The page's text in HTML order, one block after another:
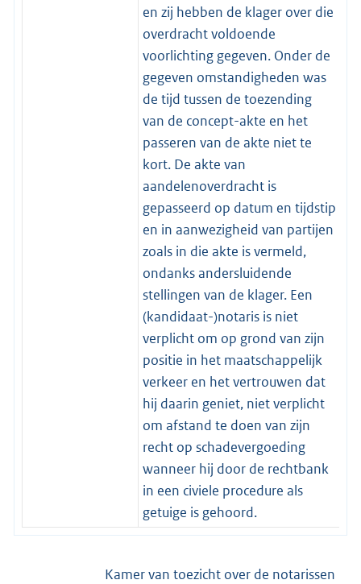
en zij hebben de klager over die
overdracht voldoende
voorlichting gegeven. Onder de
gegeven omstandigheden was
de tijd tussen de toezending
van de concept-akte en het
passeren van de akte niet te
kort. De akte van
aandelenoverdracht is
gepasseerd op datum en tijdstip
en in aanwezigheid van partijen
zoals in die akte is vermeld,
ondanks andersluidende
stellingen van de klager. Een
(kandidaat-)notaris is niet
verplicht om op grond van zijn
positie in het maatschappelijk
verkeer en het vertrouwen dat
hij daarin geniet, niet verplicht
om afstand te doen van zijn
recht op schadevergoeding
wanneer hij door de rechtbank
in een civiele procedure als
getuige is gehoord.
Kamer van toezicht over de notarissen